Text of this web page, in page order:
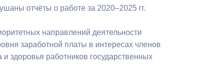
отчёты о работе за 2020–2025 гг.
направлений деятельности
заработной платы в интересах членов
здоровья работников государственных